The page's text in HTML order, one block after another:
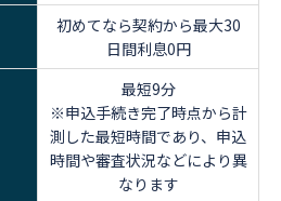
初めてなら契約から最大30
日間利息0円
最短9分
※申込手続き完了時点から計
測した最短時間であり、申込
時間や審査状況などにより異
なります